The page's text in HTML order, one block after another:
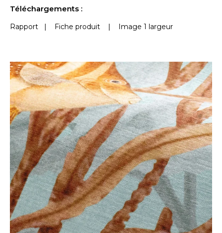
Téléchargements :
Rapport | Fiche produit | Image 1 largeur